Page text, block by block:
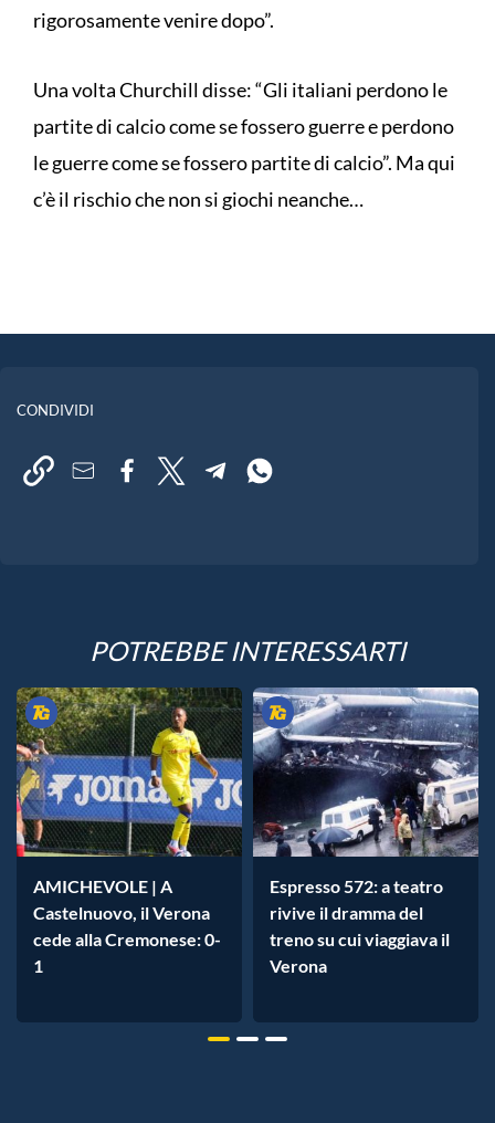
rigorosamente venire dopo”.
Una volta Churchill disse: “Gli italiani perdono le
partite di calcio come se fossero guerre e perdono
le guerre come se fossero partite di calcio”. Ma qui
c’è il rischio che non si giochi neanche…
CONDIVIDI
POTREBBE INTERESSARTI
AMICHEVOLE | A
Castelnuovo, il Verona
cede alla Cremonese: 0-
1
Espresso 572: a teatro
rivive il dramma del
treno su cui viaggiava il
Verona